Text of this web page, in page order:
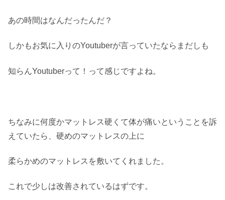
あの時間はなんだったんだ？
しかもお気に入りのYoutuberが言っていたならまだしも
知らんYoutuberって！って感じですよね。
ちなみに何度かマットレス硬くて体が痛いということを訴
えていたら、硬めのマットレスの上に
柔らかめのマットレスを敷いてくれました。
これで少しは改善されているはずです。